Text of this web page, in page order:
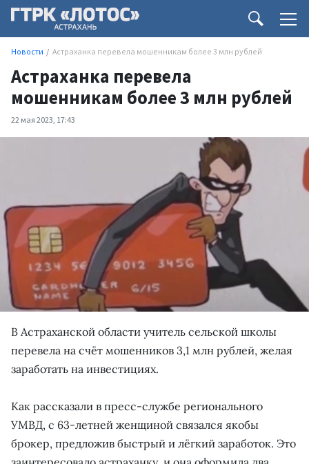
Новости Астраханка перевела мошенникам более 3 млн рублей
Астраханка перевела
мошенникам более 3 млн рублей
22 мая 2023, 17:43
В Астраханской области учитель сельской школы
перевела на счёт мошенников 3,1 млн рублей, желая
заработать на инвестициях.
Как рассказали в пресс-службе регионального
УМВД, с 63-летней женщиной связался якобы
брокер, предложив быстрый и лёгкий заработок. Это